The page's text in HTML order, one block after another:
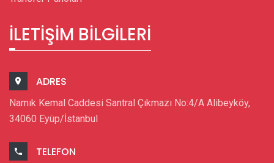
İLETIŞIM BILGILERI
ADRES
Namık Kemal Caddesi Santral Çıkmazı No:4/A Alibeyköy,
34060 Eyüp/İstanbul
TELEFON